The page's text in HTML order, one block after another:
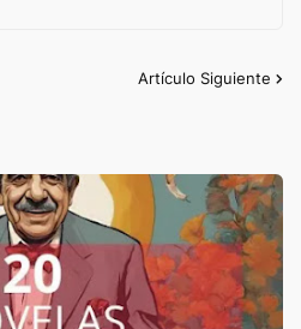
Artículo Siguiente